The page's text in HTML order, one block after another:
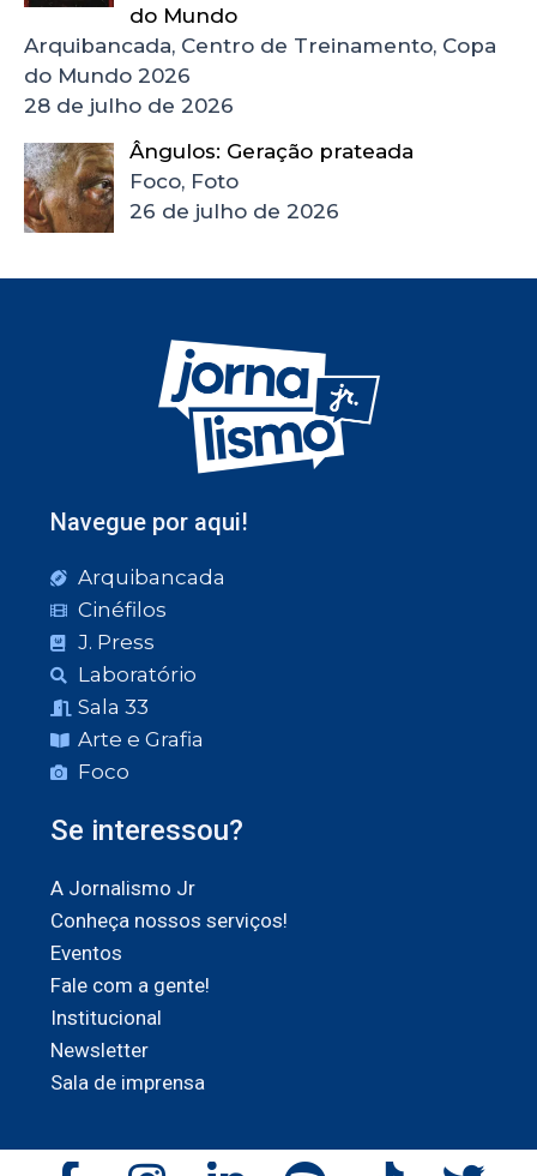
do Mundo
Arquibancada, Centro de Treinamento, Copa
do Mundo 2026
28 de julho de 2026
Ângulos: Geração prateada
Foco, Foto
26 de julho de 2026
Navegue por aqui!
Arquibancada
Cinéfilos
J. Press
Laboratório
Sala 33
Arte e Grafia
Foco
Se interessou?
A Jornalismo Jr
Conheça nossos serviços!
Eventos
Fale com a gente!
Institucional
Newsletter
Sala de imprensa